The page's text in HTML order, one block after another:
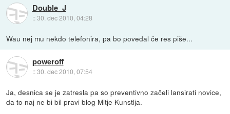
Double_J
::30. dec 2010, 04:28
Wau nej mu nekdo telefonira, pa bo povedal če res piše...
poweroff
::30. dec 2010, 07:54
Ja, desnica se je zatresla pa so preventivno začeli lansirati novice,
da to naj ne bi bil pravi blog Mitje Kunstlja.